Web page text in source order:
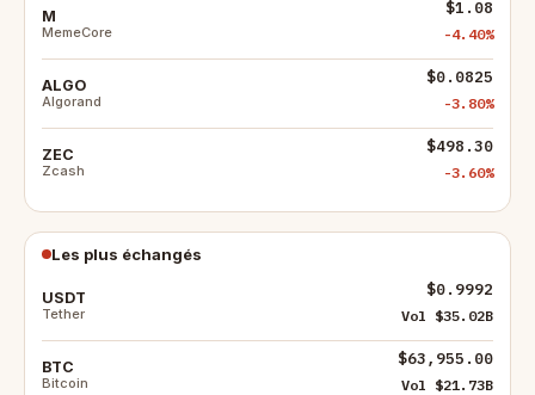
M
MemeCore
$1.08
-4.40%
ALGO
Algorand
$0.0825
-3.80%
ZEC
Zcash
$498.30
-3.60%
Les plus échangés
USDT
Tether
$0.9992
Vol $35.02B
BTC
Bitcoin
$63,955.00
Vol $21.73B